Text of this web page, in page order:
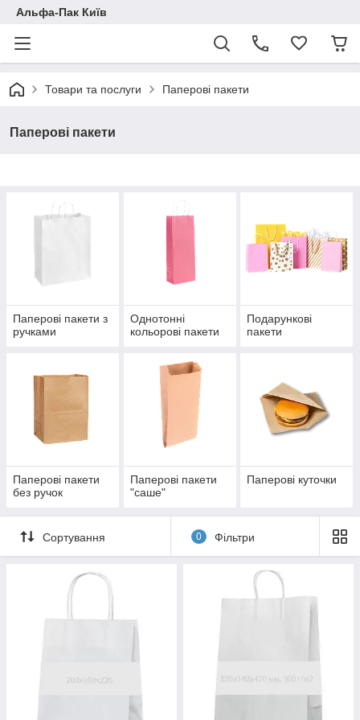
Альфа-Пак Київ
Товари та послуги Паперові пакети
Паперові пакети
Паперові пакети з
ручками
Однотонні
кольорові пакети
Подарункові
пакети
Паперові пакети
без ручок
Паперові пакети
"саше"
Паперові куточки
Сортування 0 Фільтри